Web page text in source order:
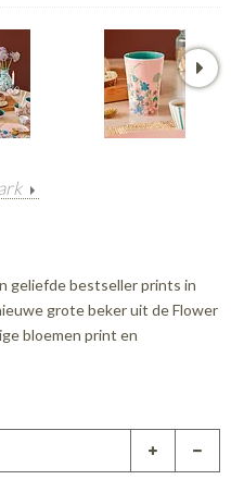
geliefde bestseller prints in
grote beker uit de Flower
bloemen print en